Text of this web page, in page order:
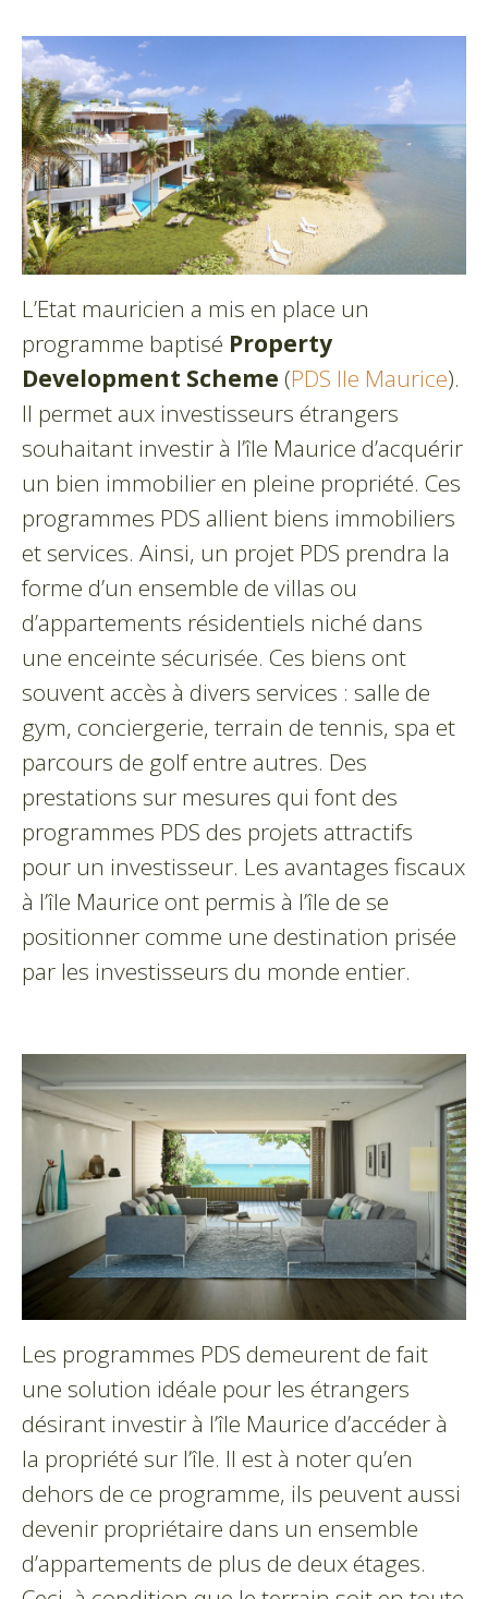
L’Etat mauricien a mis en place un
programme baptisé Property
Development Scheme (PDS Ile Maurice).
Il permet aux investisseurs étrangers
souhaitant investir à l’île Maurice d’acquérir
un bien immobilier en pleine propriété. Ces
programmes PDS allient biens immobiliers
et services. Ainsi, un projet PDS prendra la
forme d’un ensemble de villas ou
d’appartements résidentiels niché dans
une enceinte sécurisée. Ces biens ont
souvent accès à divers services : salle de
gym, conciergerie, terrain de tennis, spa et
parcours de golf entre autres. Des
prestations sur mesures qui font des
programmes PDS des projets attractifs
pour un investisseur. Les avantages fiscaux
à l’île Maurice ont permis à l’île de se
positionner comme une destination prisée
par les investisseurs du monde entier.
Les programmes PDS demeurent de fait
une solution idéale pour les étrangers
désirant investir à l’île Maurice d’accéder à
la propriété sur l’île. Il est à noter qu’en
dehors de ce programme, ils peuvent aussi
devenir propriétaire dans un ensemble
d’appartements de plus de deux étages.